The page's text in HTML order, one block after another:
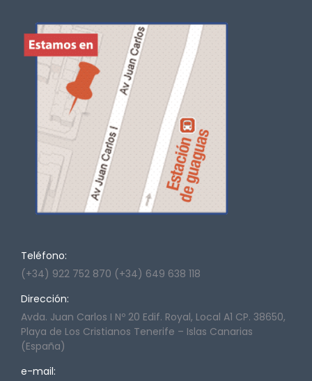
Teléfono:
(+34) 922 752 870 (+34) 649 638 118
Dirección:
Avda. Juan Carlos I Nº 20 Edif. Royal, Local A1 CP. 38650,
Playa de Los Cristianos Tenerife – Islas Canarias
(España)
e-mail: